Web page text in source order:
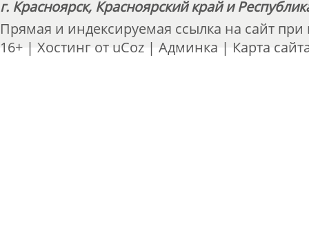
г. Красноярск, Красноярский край и
Прямая и индексируемая ссылка на сайт
16+ | Хостинг от uCoz | Админка | Карта